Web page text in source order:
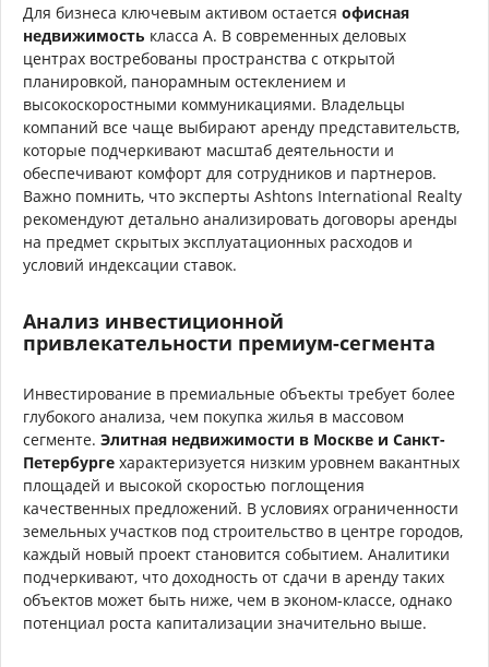
Для бизнеса ключевым активом остается офисная
недвижимость класса А. В современных деловых
центрах востребованы пространства с открытой
планировкой, панорамным остеклением и
высокоскоростными коммуникациями. Владельцы
компаний все чаще выбирают аренду представительств,
которые подчеркивают масштаб деятельности и
обеспечивают комфорт для сотрудников и партнеров.
Важно помнить, что эксперты Ashtons International Realty
рекомендуют детально анализировать договоры аренды
на предмет скрытых эксплуатационных расходов и
условий индексации ставок.
Анализ инвестиционной
привлекательности премиум-сегмента
Инвестирование в премиальные объекты требует более
глубокого анализа, чем покупка жилья в массовом
сегменте. Элитная недвижимости в Москве и Санкт-
Петербурге характеризуется низким уровнем вакантных
площадей и высокой скоростью поглощения
качественных предложений. В условиях ограниченности
земельных участков под строительство в центре городов,
каждый новый проект становится событием. Аналитики
подчеркивают, что доходность от сдачи в аренду таких
объектов может быть ниже, чем в эконом-классе, однако
потенциал роста капитализации значительно выше.